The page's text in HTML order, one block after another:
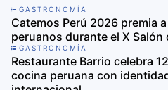
GASTRONOMÍA
Catemos Perú 2026 premia
peruanos durante el X Salón
GASTRONOMÍA
Restaurante Barrio celebra
cocina peruana con